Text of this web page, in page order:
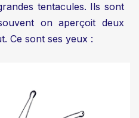
tentacules. Ils sont
on aperçoit deux
Ce sont ses yeux :